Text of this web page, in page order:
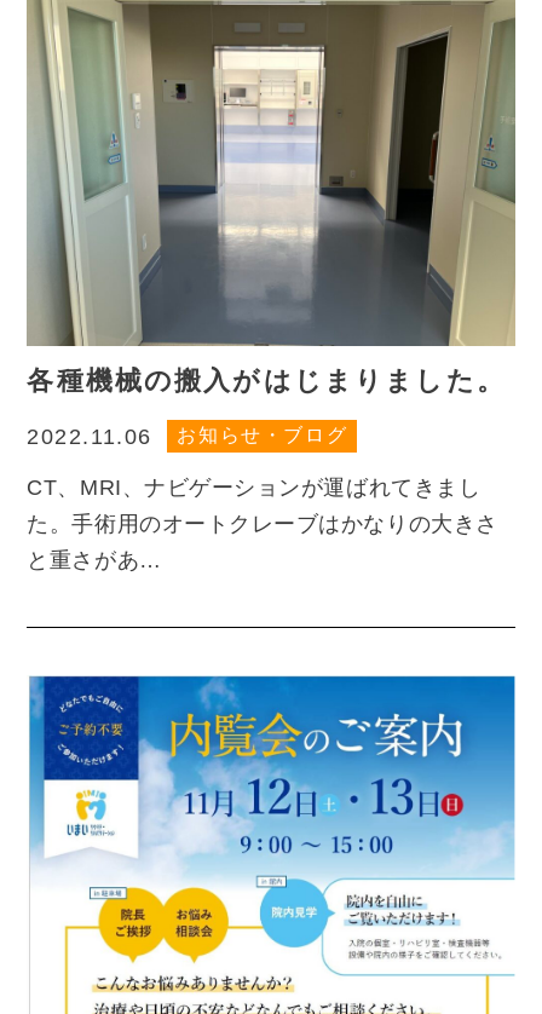
各種機械の搬入がはじまりました。
2022.11.06 お知らせ・ブログ
CT、MRI、ナビゲーションが運ばれてきまし
た。手術用のオートクレーブはかなりの大きさ
と重さがあ…